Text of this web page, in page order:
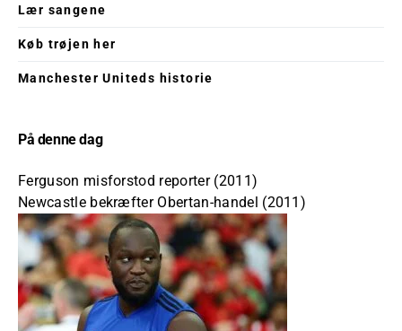
Lær sangene
Køb trøjen her
Manchester Uniteds historie
På denne dag
Ferguson misforstod reporter (2011)
Newcastle bekræfter Obertan-handel (2011)